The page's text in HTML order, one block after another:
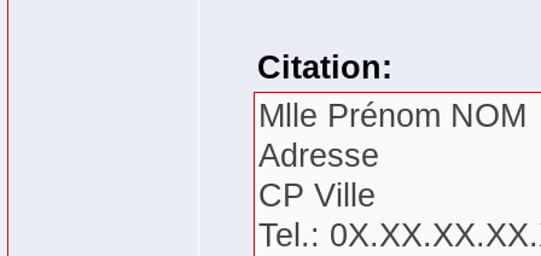
Citation:
Mlle Prénom NOM
Adresse
CP Ville
Tel.: